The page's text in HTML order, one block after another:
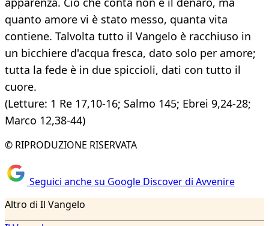
quanto amore vi è stato messo, quanta vita
contiene. Talvolta tutto il Vangelo è racchiuso in
un bicchiere d'acqua fresca, dato solo per amore;
tutta la fede è in due spiccioli, dati con tutto il
cuore.
(Letture: 1 Re 17,10-16; Salmo 145; Ebrei 9,24-28;
Marco 12,38-44)
© RIPRODUZIONE RISERVATA
Seguici anche su Google Discover di Avvenire
Altro di Il Vangelo